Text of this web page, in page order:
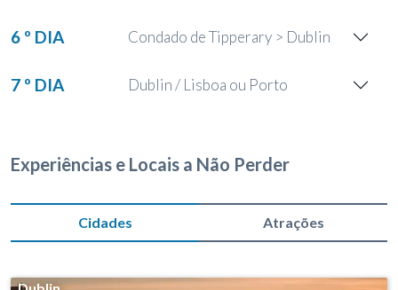
6 º DIA Condado de Tipperary > Dublin
7 º DIA Dublin / Lisboa ou Porto
Experiências e Locais a Não Perder
Cidades Atrações